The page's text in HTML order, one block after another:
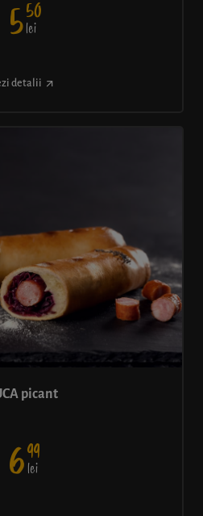
550
lei
detalii
picant
699
lei